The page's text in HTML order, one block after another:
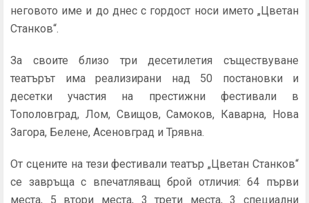
неговото име и до днес с гордост носи името „Цветан
Станков“.
За своите близо три десетилетия съществуване
театърът има реализирани над 50 постановки и
десетки участия на престижни фестивали в
Тополовград, Лом, Свищов, Самоков, Каварна, Нова
Загора, Белене, Асеновград и Трявна.
От сцените на тези фестивали театър „Цветан Станков“
се завръща с впечатляващ брой отличия: 64 първи
места, 5 втори места, 3 трети места, 3 специални